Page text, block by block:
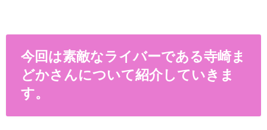
今回は素敵なライバーである寺崎ま
どかさんについて紹介していきま
す。